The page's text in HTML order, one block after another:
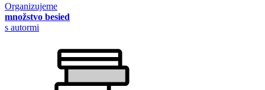
Organizujeme
množstvo besied
s autormi